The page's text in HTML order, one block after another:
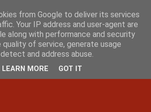
from Google to deliver its services
Your IP address and user-agent are
along with performance and security
of service, generate usage
and address abuse.
LEARN MORE GOT IT